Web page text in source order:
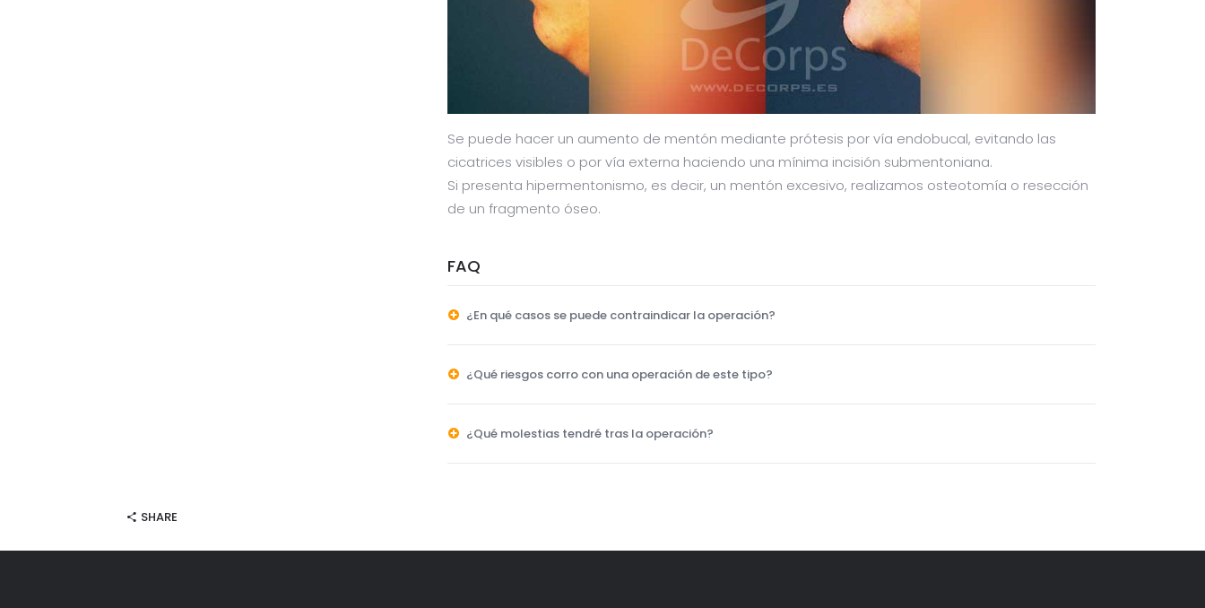
Se puede hacer un aumento de mentón mediante prótesis por vía endobucal, evitando las
cicatrices visibles o por vía externa haciendo una mínima incisión submentoniana.
Si presenta hipermentonismo, es decir, un mentón excesivo, realizamos osteotomía o resección
de un fragmento óseo.
FAQ
¿En qué casos se puede contraindicar la operación?
¿Qué riesgos corro con una operación de este tipo?
¿Qué molestias tendré tras la operación?
SHARE